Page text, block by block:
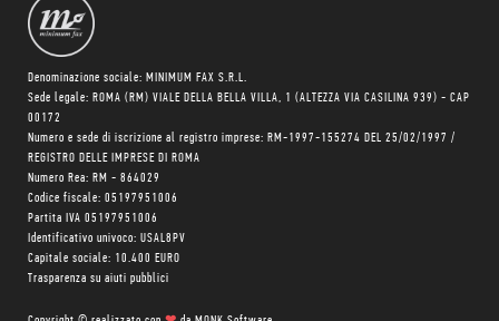
Denominazione sociale: MINIMUM FAX S.R.L.
Sede legale: ROMA (RM) VIALE DELLA BELLA VILLA, 1 (ALTEZZA VIA CASILINA 939) - CAP
00172
Numero e sede di iscrizione al registro imprese: RM-1997-155274 DEL 25/02/1997 /
REGISTRO DELLE IMPRESE DI ROMA
Numero Rea: RM - 864029
Codice fiscale: 05197951006
Partita IVA 05197951006
Identificativo univoco: USAL8PV
Capitale sociale: 10.400 EURO
Trasparenza su aiuti pubblici